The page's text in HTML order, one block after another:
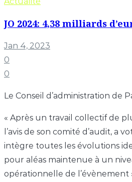
JO 2024: 4,38 milliards
Jan 4, 2023
0
0
Le Conseil d’administration de
« Après un travail collectif de
l’avis de son comité d’audit, a
intègre toutes les évolutions
pour aléas maintenue à un
opérationnelle de l’évènement